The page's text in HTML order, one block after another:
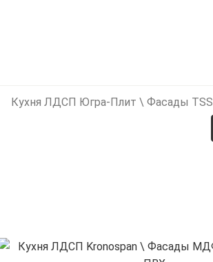
Кухня ЛДСП Югра-Плит \ Фасады TSS